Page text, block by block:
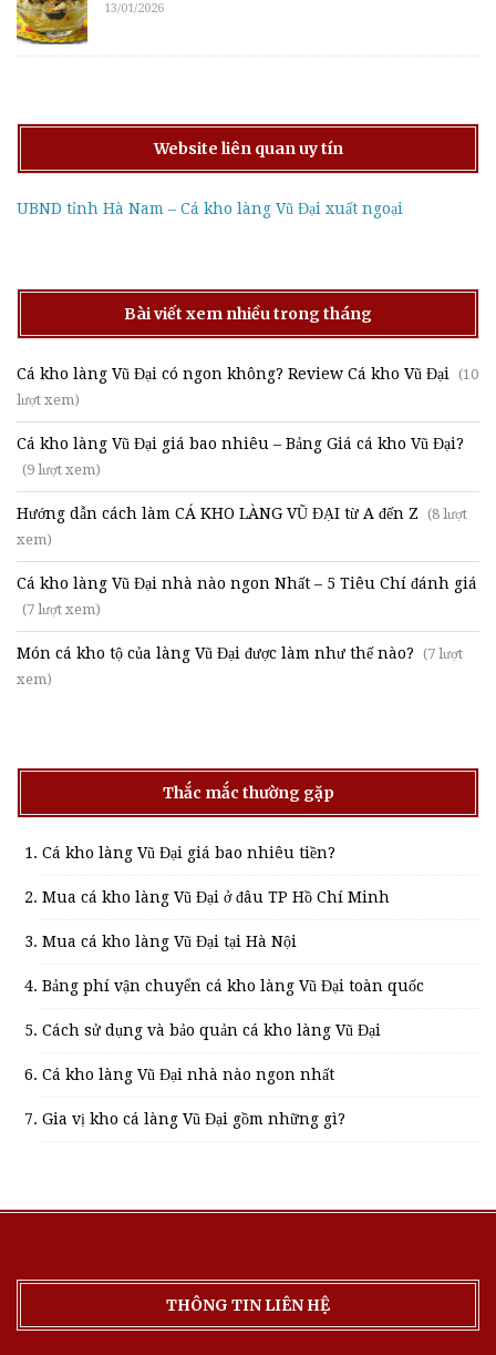
13/01/2026
Website liên quan uy tín
UBND tỉnh Hà Nam – Cá kho làng Vũ Đại xuất ngoại
Bài viết xem nhiều trong tháng
Cá kho làng Vũ Đại có ngon không? Review Cá kho Vũ Đại (10
lượt xem)
Cá kho làng Vũ Đại giá bao nhiêu – Bảng Giá cá kho Vũ Đại?
(9 lượt xem)
Hướng dẫn cách làm CÁ KHO LÀNG VŨ ĐẠI từ A đến Z (8 lượt
xem)
Cá kho làng Vũ Đại nhà nào ngon Nhất – 5 Tiêu Chí đánh giá
(7 lượt xem)
Món cá kho tộ của làng Vũ Đại được làm như thế nào? (7 lượt
xem)
Thắc mắc thường gặp
Cá kho làng Vũ Đại giá bao nhiêu tiền?
Mua cá kho làng Vũ Đại ở đâu TP Hồ Chí Minh
Mua cá kho làng Vũ Đại tại Hà Nội
Bảng phí vận chuyển cá kho làng Vũ Đại toàn quốc
Cách sử dụng và bảo quản cá kho làng Vũ Đại
Cá kho làng Vũ Đại nhà nào ngon nhất
Gia vị kho cá làng Vũ Đại gồm những gì?
THÔNG TIN LIÊN HỆ